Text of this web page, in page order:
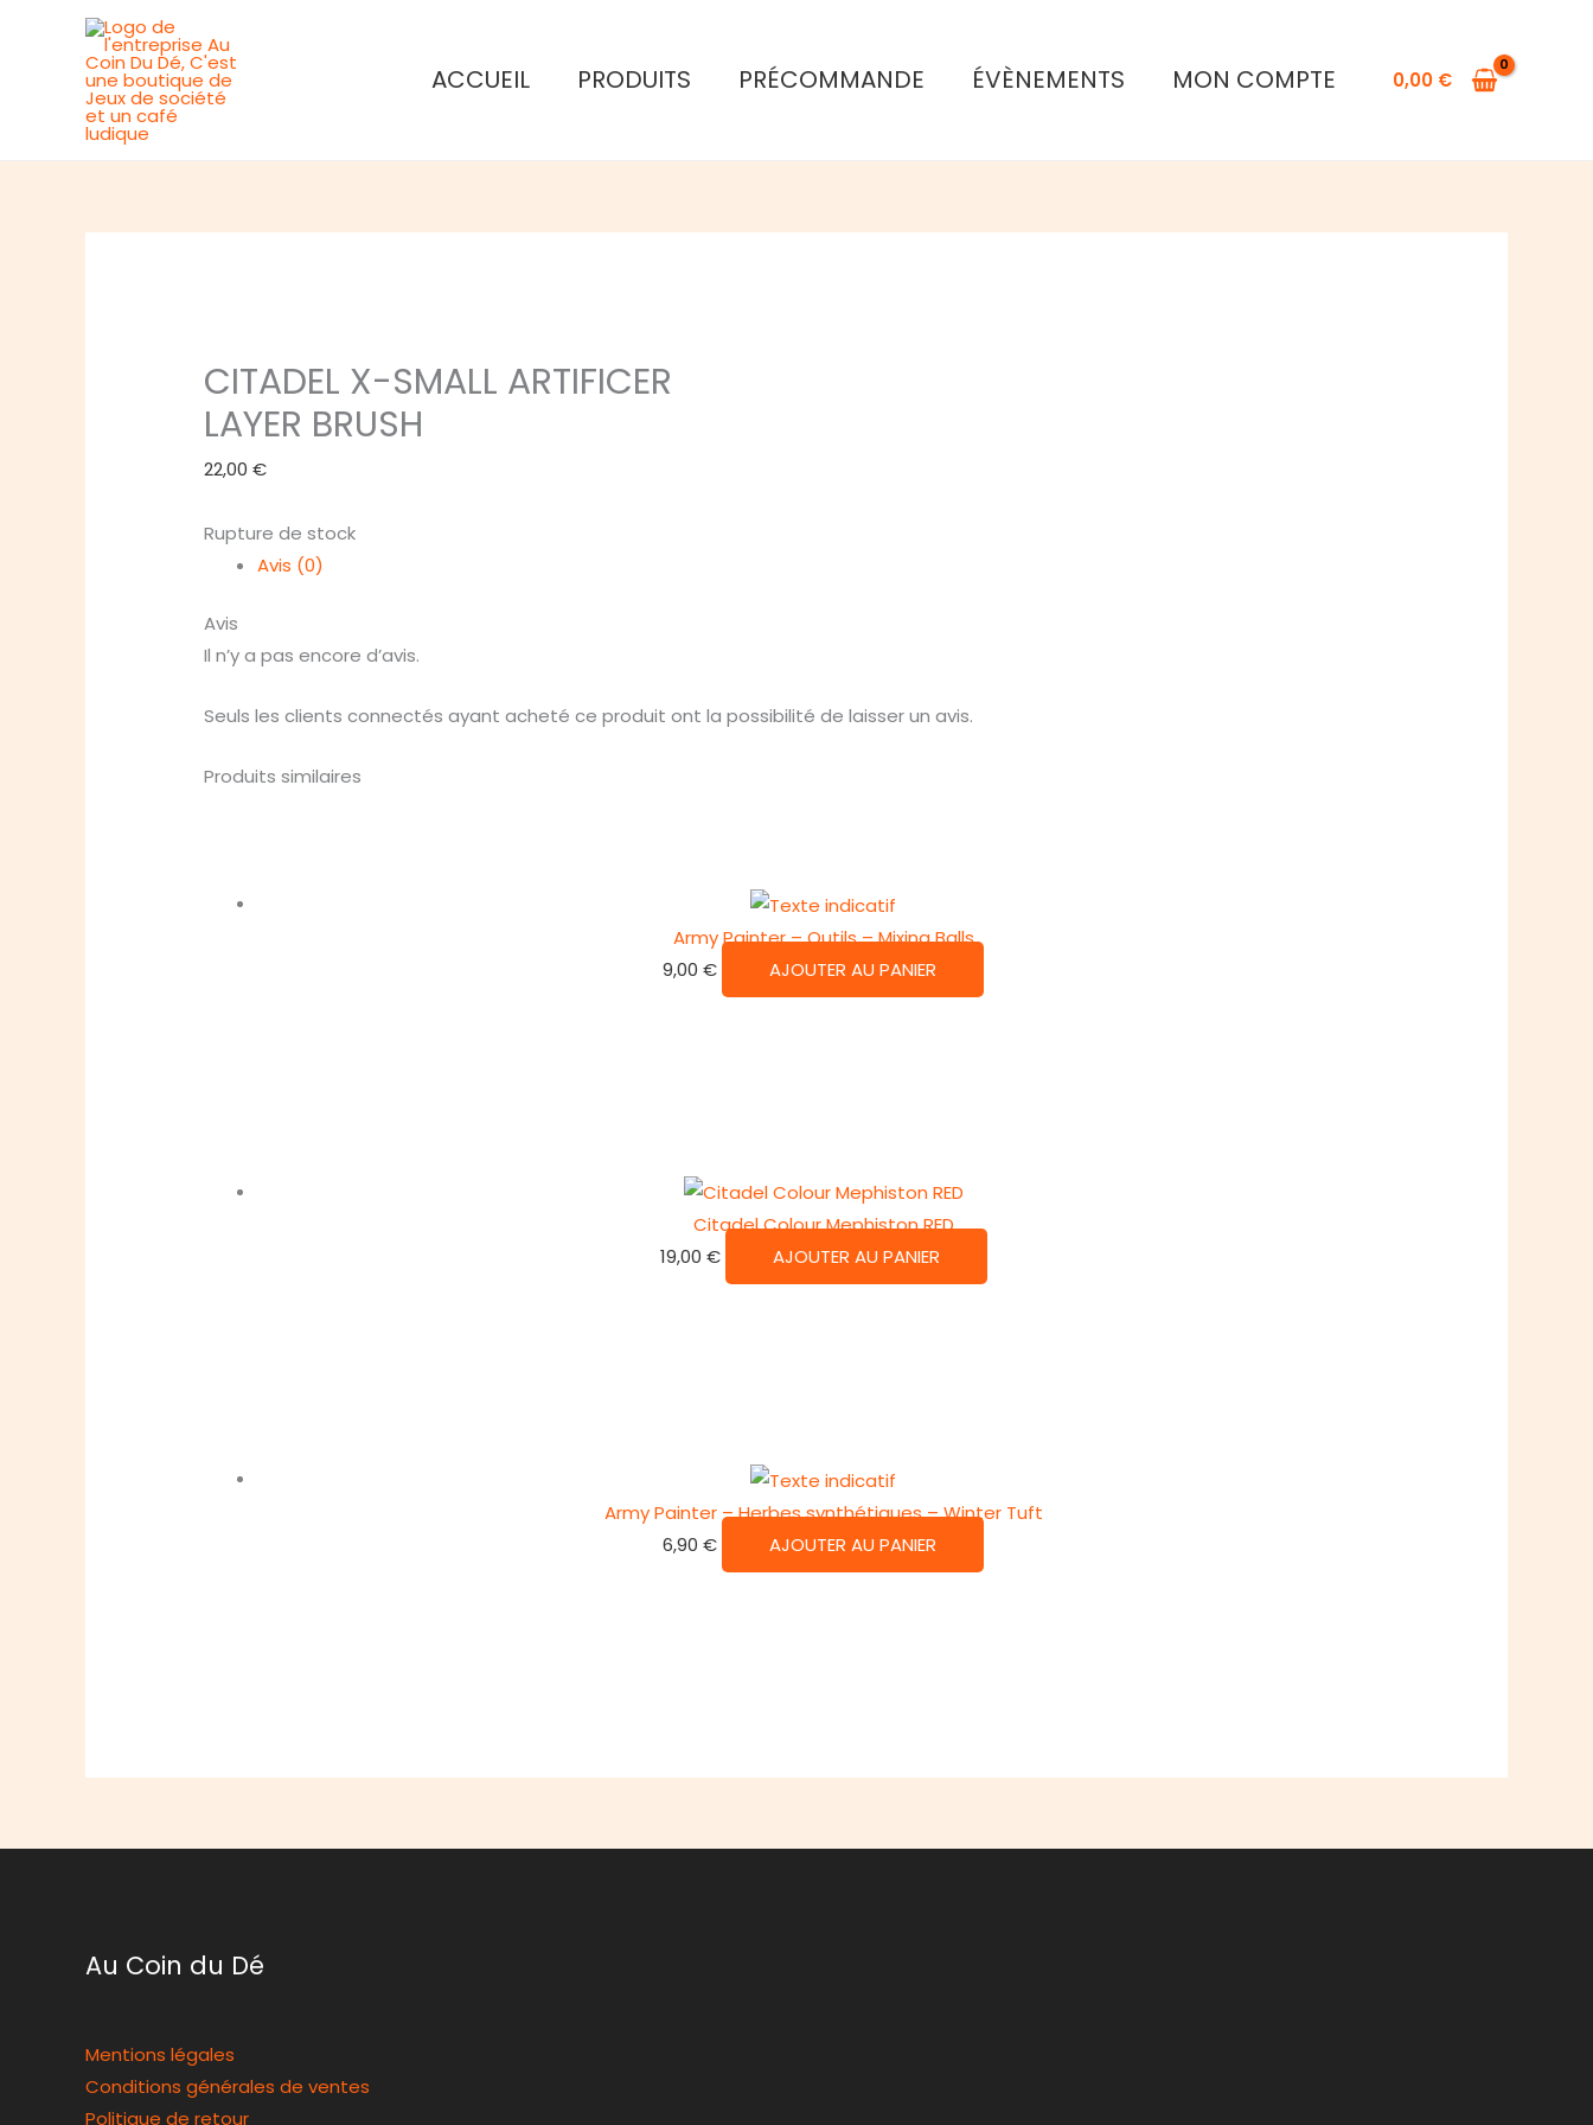
ACCUEIL PRODUITS PRÉCOMMANDE ÉVÈNEMENTS MON COMPTE 0,00 €
Rupture de stock
CITADEL X-SMALL ARTIFICER
LAYER BRUSH
22,00€
Rupture de stock
Avis (0)
Avis
Il n’y a pas encore d’avis.
Seuls les clients connectés ayant acheté ce produit ont la possibilité de laisser un avis.
Produits similaires
Army Painter – Outils – Mixing Balls
9,00 € AJOUTER AU PANIER
Citadel Colour Mephiston RED
19,00 € AJOUTER AU PANIER
Army Painter – Herbes synthétiques – Winter Tuft
6,90 € AJOUTER AU PANIER
Au Coin du Dé
Mentions légales
Conditions générales de ventes
Politique de retour